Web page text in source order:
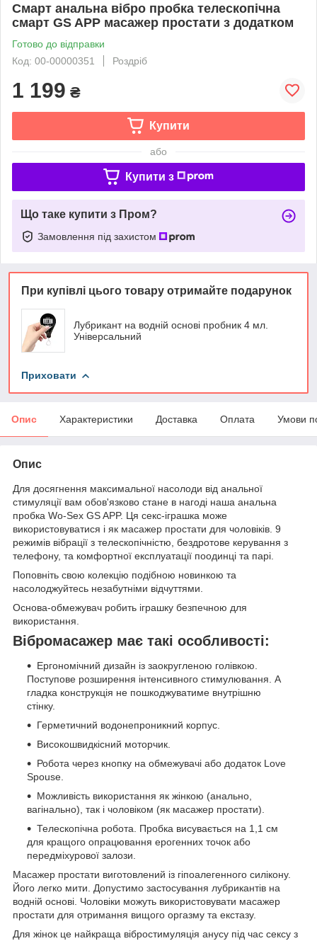
Смарт анальна вібро пробка телескопічна
смарт GS APP масажер простати з додатком
Готово до відправки
Код: 00-00000351
Роздріб
1 199 ₴
Купити
або
Купити з
Що таке купити з Пром?
Замовлення під захистом
При купівлі цього товару отримайте подарунок
Лубрикант на водній основі пробник 4 мл.
Універсальний
Приховати
Опис Характеристики Доставка Оплата Умови
Опис
Для досягнення максимальної насолоди від анальної
стимуляції вам обов'язково стане в нагоді наша анальна
пробка Wo-Sex GS APP. Ця секс-іграшка може
використовуватися і як масажер простати для чоловіків. 9
режимів вібрації з телескопічністю, бездротове керування з
телефону, та комфортної експлуатації поодинці та парі.
Поповніть свою колекцію подібною новинкою та
насолоджуйтесь незабутніми відчуттями.
Основа-обмежувач робить іграшку безпечною для
використання.
Вібромасажер має такі особливості:
Ергономічний дизайн із заокругленою голівкою.
Поступове розширення інтенсивного стимулювання. А
гладка конструкція не пошкоджуватиме внутрішню
стінку.
Герметичний водонепроникний корпус.
Високошвидкісний моторчик.
Робота через кнопку на обмежувачі або додаток Love
Spouse.
Можливість використання як жінкою (анально,
вагінально), так і чоловіком (як масажер простати).
Телескопічна робота. Пробка висувається на 1,1 см
для кращого опрацювання ерогенних точок або
передміхурової залози.
Масажер простати виготовлений із гіпоалегенного силікону.
Його легко мити. Допустимо застосування лубрикантів на
водній основі. Чоловіки можуть використовувати масажер
простати для отримання вищого оргазму та екстазу.
Для жінок це найкраща вібростимуляція анусу під час сексу з